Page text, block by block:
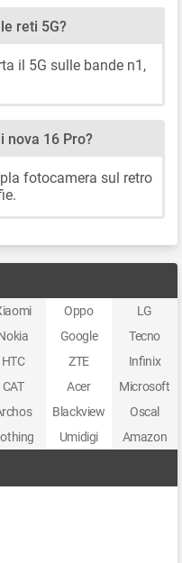
reti 5G?
il 5G sulle bande n1,
nova 16 Pro?
fotocamera sul retro
Oppo
LG
Google
Tecno
HTC ZTE
Infinix
CAT Acer
Microsoft
Blackview
Oscal
Umidigi Amazon